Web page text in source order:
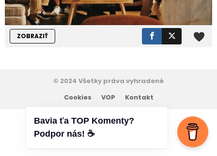
ZOBRAZIŤ
© 2024 Všetky práva vyhradené
Cookies
VOP Kontakt
Bavia ťa TOP Komenty?
Podpor nás! ☕